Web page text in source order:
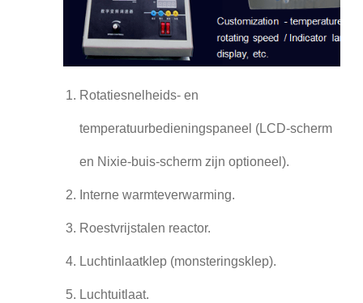
Rotatiesnelheids- en
temperatuurbedieningspaneel (LCD-scherm
en Nixie-buis-scherm zijn optioneel).
Interne warmteverwarming.
Roestvrijstalen reactor.
Luchtinlaatklep (monsteringsklep).
Luchtuitlaat.